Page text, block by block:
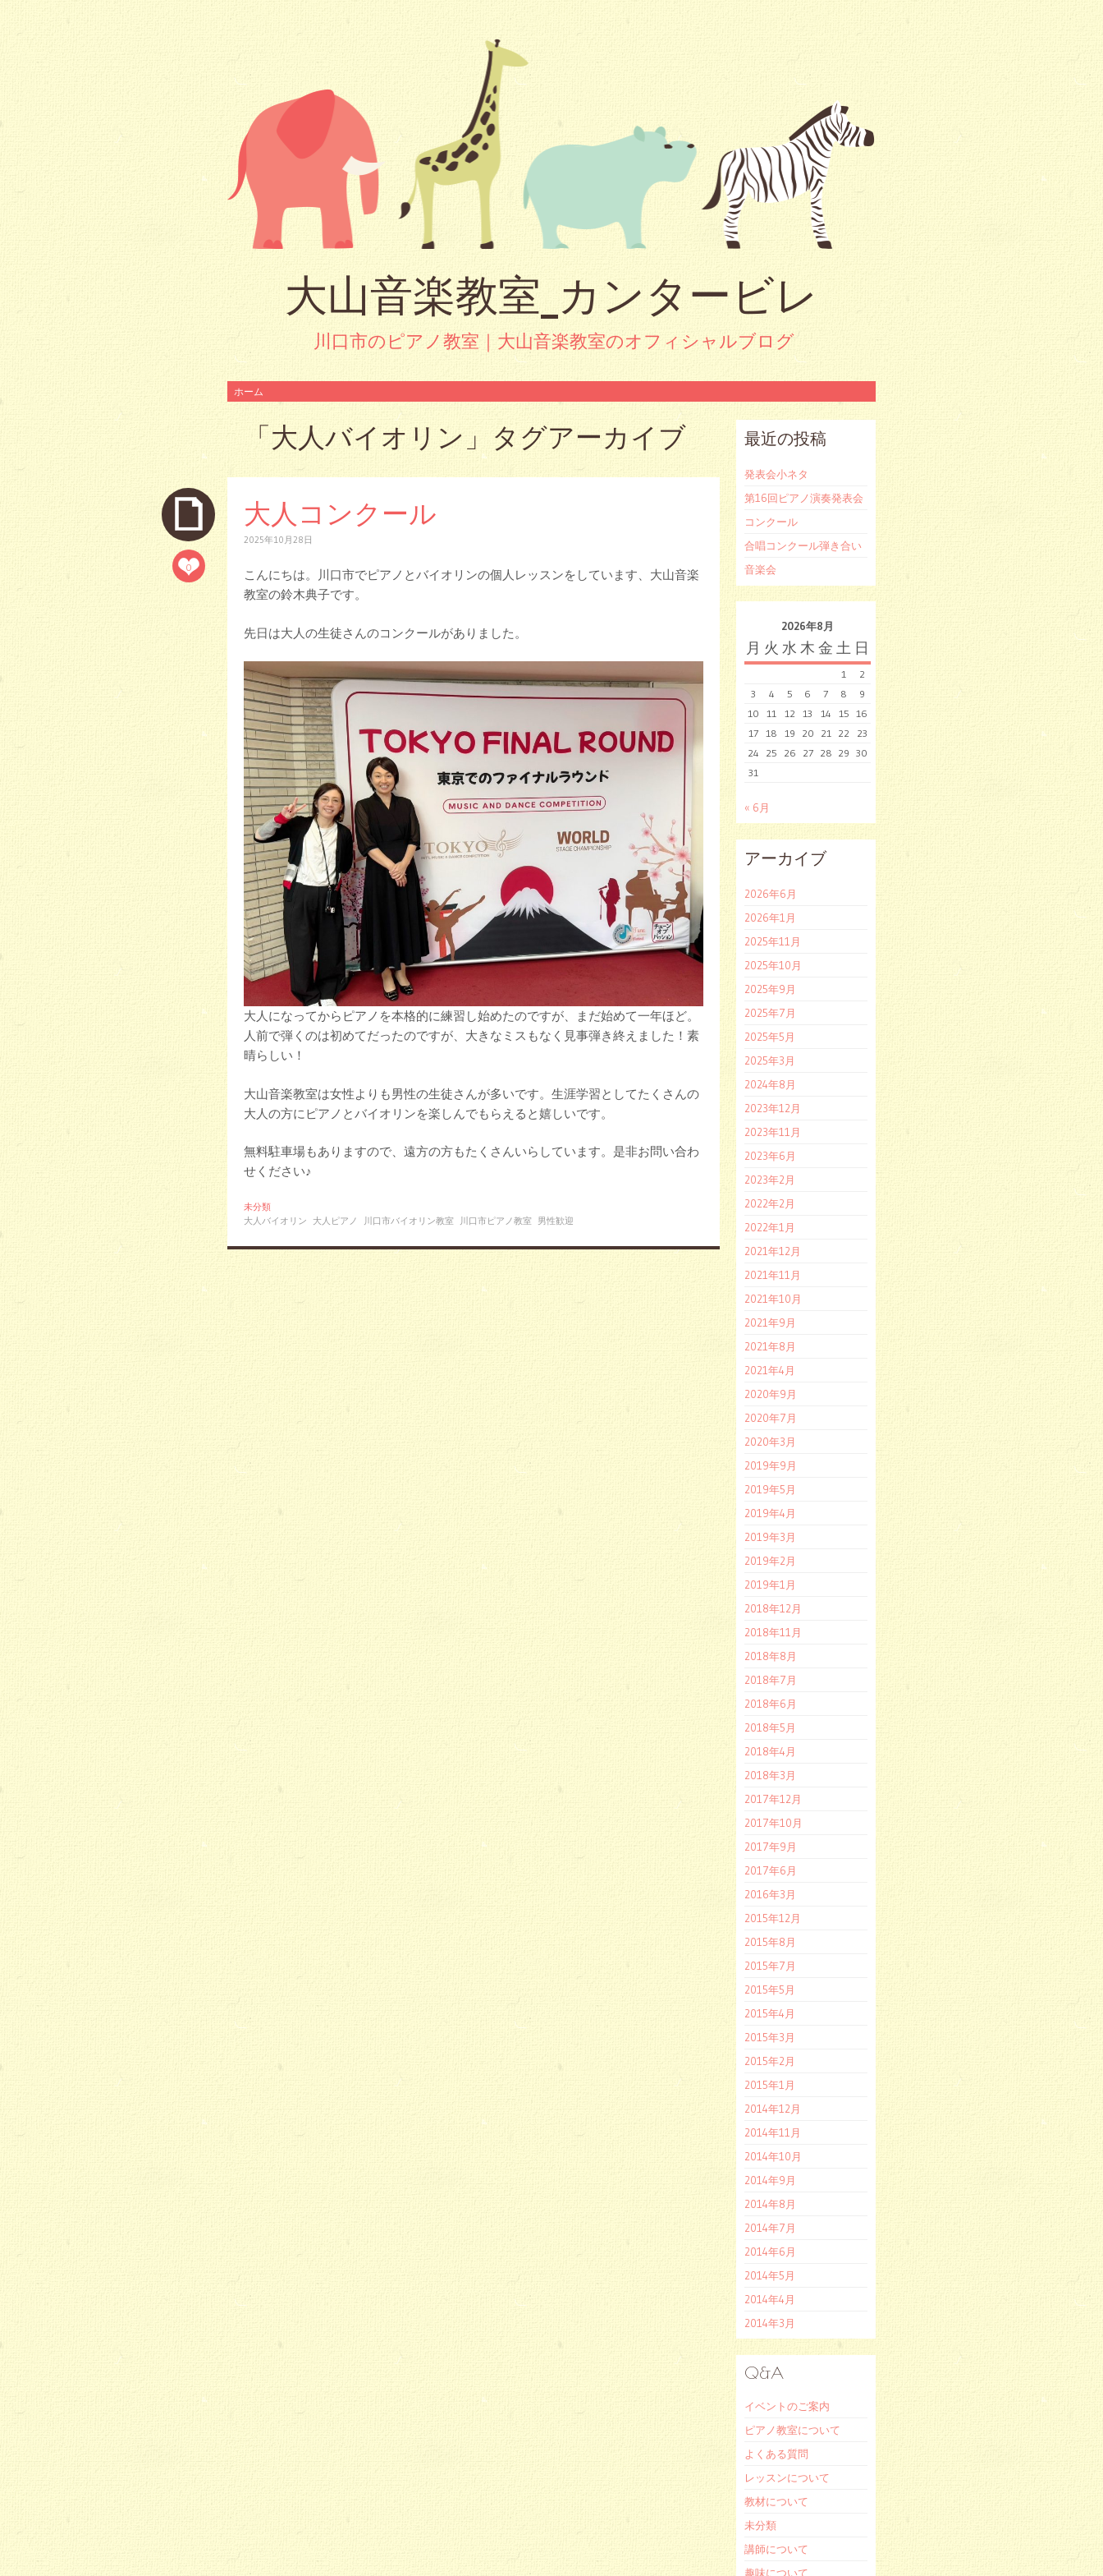
大山音楽教室_カンタービレ
川口市のピアノ教室｜大山音楽教室のオフィシャルブログ
コ
ホーム
「大人バイオリン 」タグアーカイブ
0
大人コンクール
2025年10月28日
こんにちは。川口市でピアノとバイオリンの個人レッスンをしています、大山音楽
教室の鈴木典子です。
先日は大人の生徒さんのコンクールがありました。
大人になってからピアノを本格的に練習し始めたのですが、まだ始めて一年ほど。
人前で弾くのは初めてだったのですが、大きなミスもなく見事弾き終えました！素
晴らしい！
大山音楽教室は女性よりも男性の生徒さんが多いです。生涯学習としてたくさんの
大人の方にピアノとバイオリンを楽しんでもらえると嬉しいです。
無料駐車場もありますので、遠方の方もたくさんいらしています。是非お問い合わ
せください♪
未分類
大人バイオリン
大人ピアノ 川口市バイオリン教室 川口市ピアノ教室 男性歓迎
最近の投稿
発表会小ネタ
第16回ピアノ演奏発表会
コンクール
合唱コンクール弾き合い
音楽会
2026年8月
月 火 水 木 金 土 日
1
2
3
4 5 6 7 8
9
10
11 12 13 14 15 16
17 18 19 20 21 22
23
24
25 26 27 28 29 30
31
« 6月
アーカイブ
2026年6月
2026年1月
2025年11月
2025年10月
2025年9月
2025年7月
2025年5月
2025年3月
2024年8月
2023年12月
2023年11月
2023年6月
2023年2月
2022年2月
2022年1月
2021年12月
2021年11月
2021年10月
2021年9月
2021年8月
2021年4月
2020年9月
2020年7月
2020年3月
2019年9月
2019年5月
2019年4月
2019年3月
2019年2月
2019年1月
2018年12月
2018年11月
2018年8月
2018年7月
2018年6月
2018年5月
2018年4月
2018年3月
2017年12月
2017年10月
2017年9月
2017年6月
2016年3月
2015年12月
2015年8月
2015年7月
2015年5月
2015年4月
2015年3月
2015年2月
2015年1月
2014年12月
2014年11月
2014年10月
2014年9月
2014年8月
2014年7月
2014年6月
2014年5月
2014年4月
2014年3月
Q&A
イベントのご案内
ピアノ教室について
よくある質問
レッスンについて
教材について
未分類
講師について
趣味について